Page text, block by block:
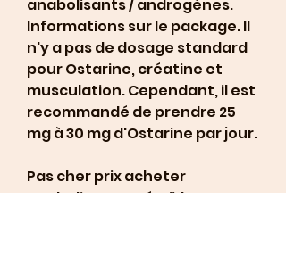
anabolisants / androgènes.
Informations sur le package. Il
n'y a pas de dosage standard
pour Ostarine, créatine et
musculation. Cependant, il est
recommandé de prendre 25
mg à 30 mg d'Ostarine par jour.
Pas cher prix acheter
anabolisants stéroïdes en